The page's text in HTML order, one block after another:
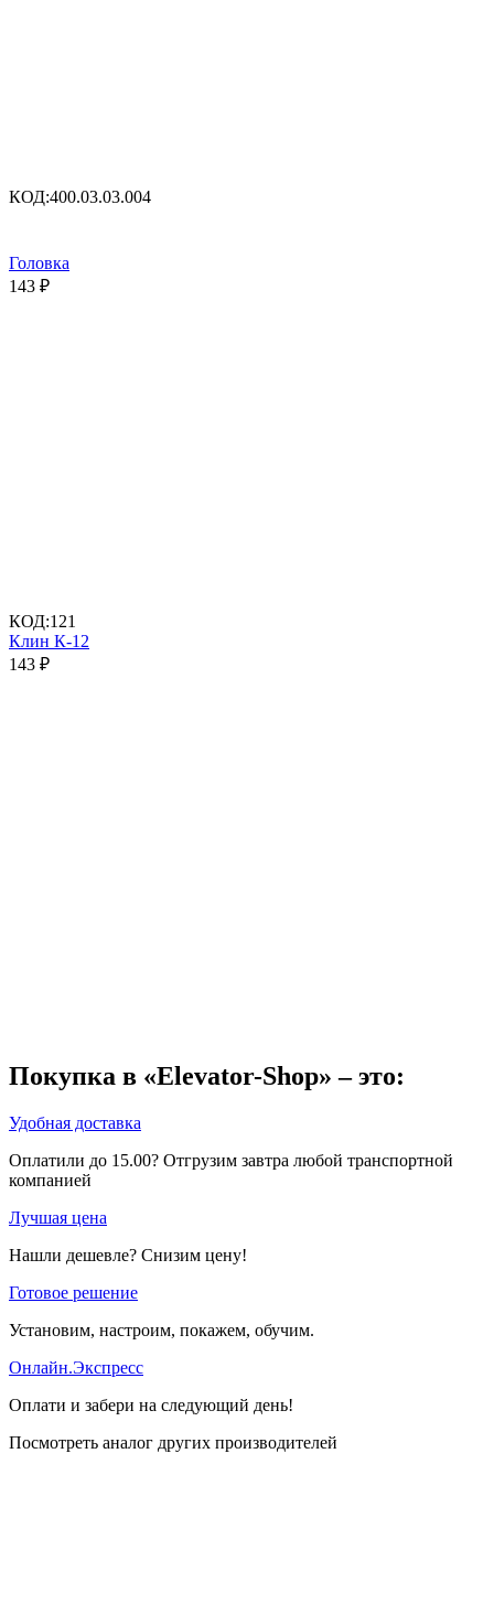
КОД:400.03.03.004
Головка
143 ₽
КОД:121
Клин К-12
143 ₽
Покупка в «Elevator-Shop» – это:
Удобная доставка
Оплатили до 15.00? Отгрузим завтра любой транспортной
компанией
Лучшая цена
Нашли дешевле? Снизим цену!
Готовое решение
Установим, настроим, покажем, обучим.
Онлайн.Экспресс
Оплати и забери на следующий день!
Посмотреть аналог других производителей